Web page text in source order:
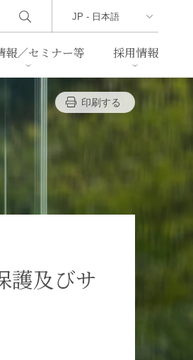
ヘルスケア
報／セミナー等
判例紹介
採用情報
印刷する
護及びサ